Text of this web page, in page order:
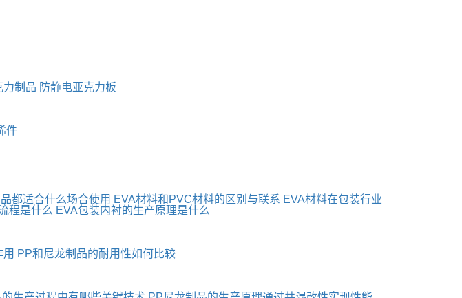
力制品 防静电亚克力板
件
都适合什么场合使用 EVA材料和PVC材料的区别与联系 EVA材料在包装行业
程是什么 EVA包装内衬的生产原理是什么
PP和尼龙制品的耐用性如何比较